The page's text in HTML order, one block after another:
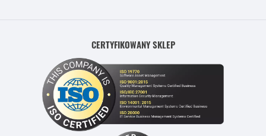
CERTYFIKOWANY SKLEP